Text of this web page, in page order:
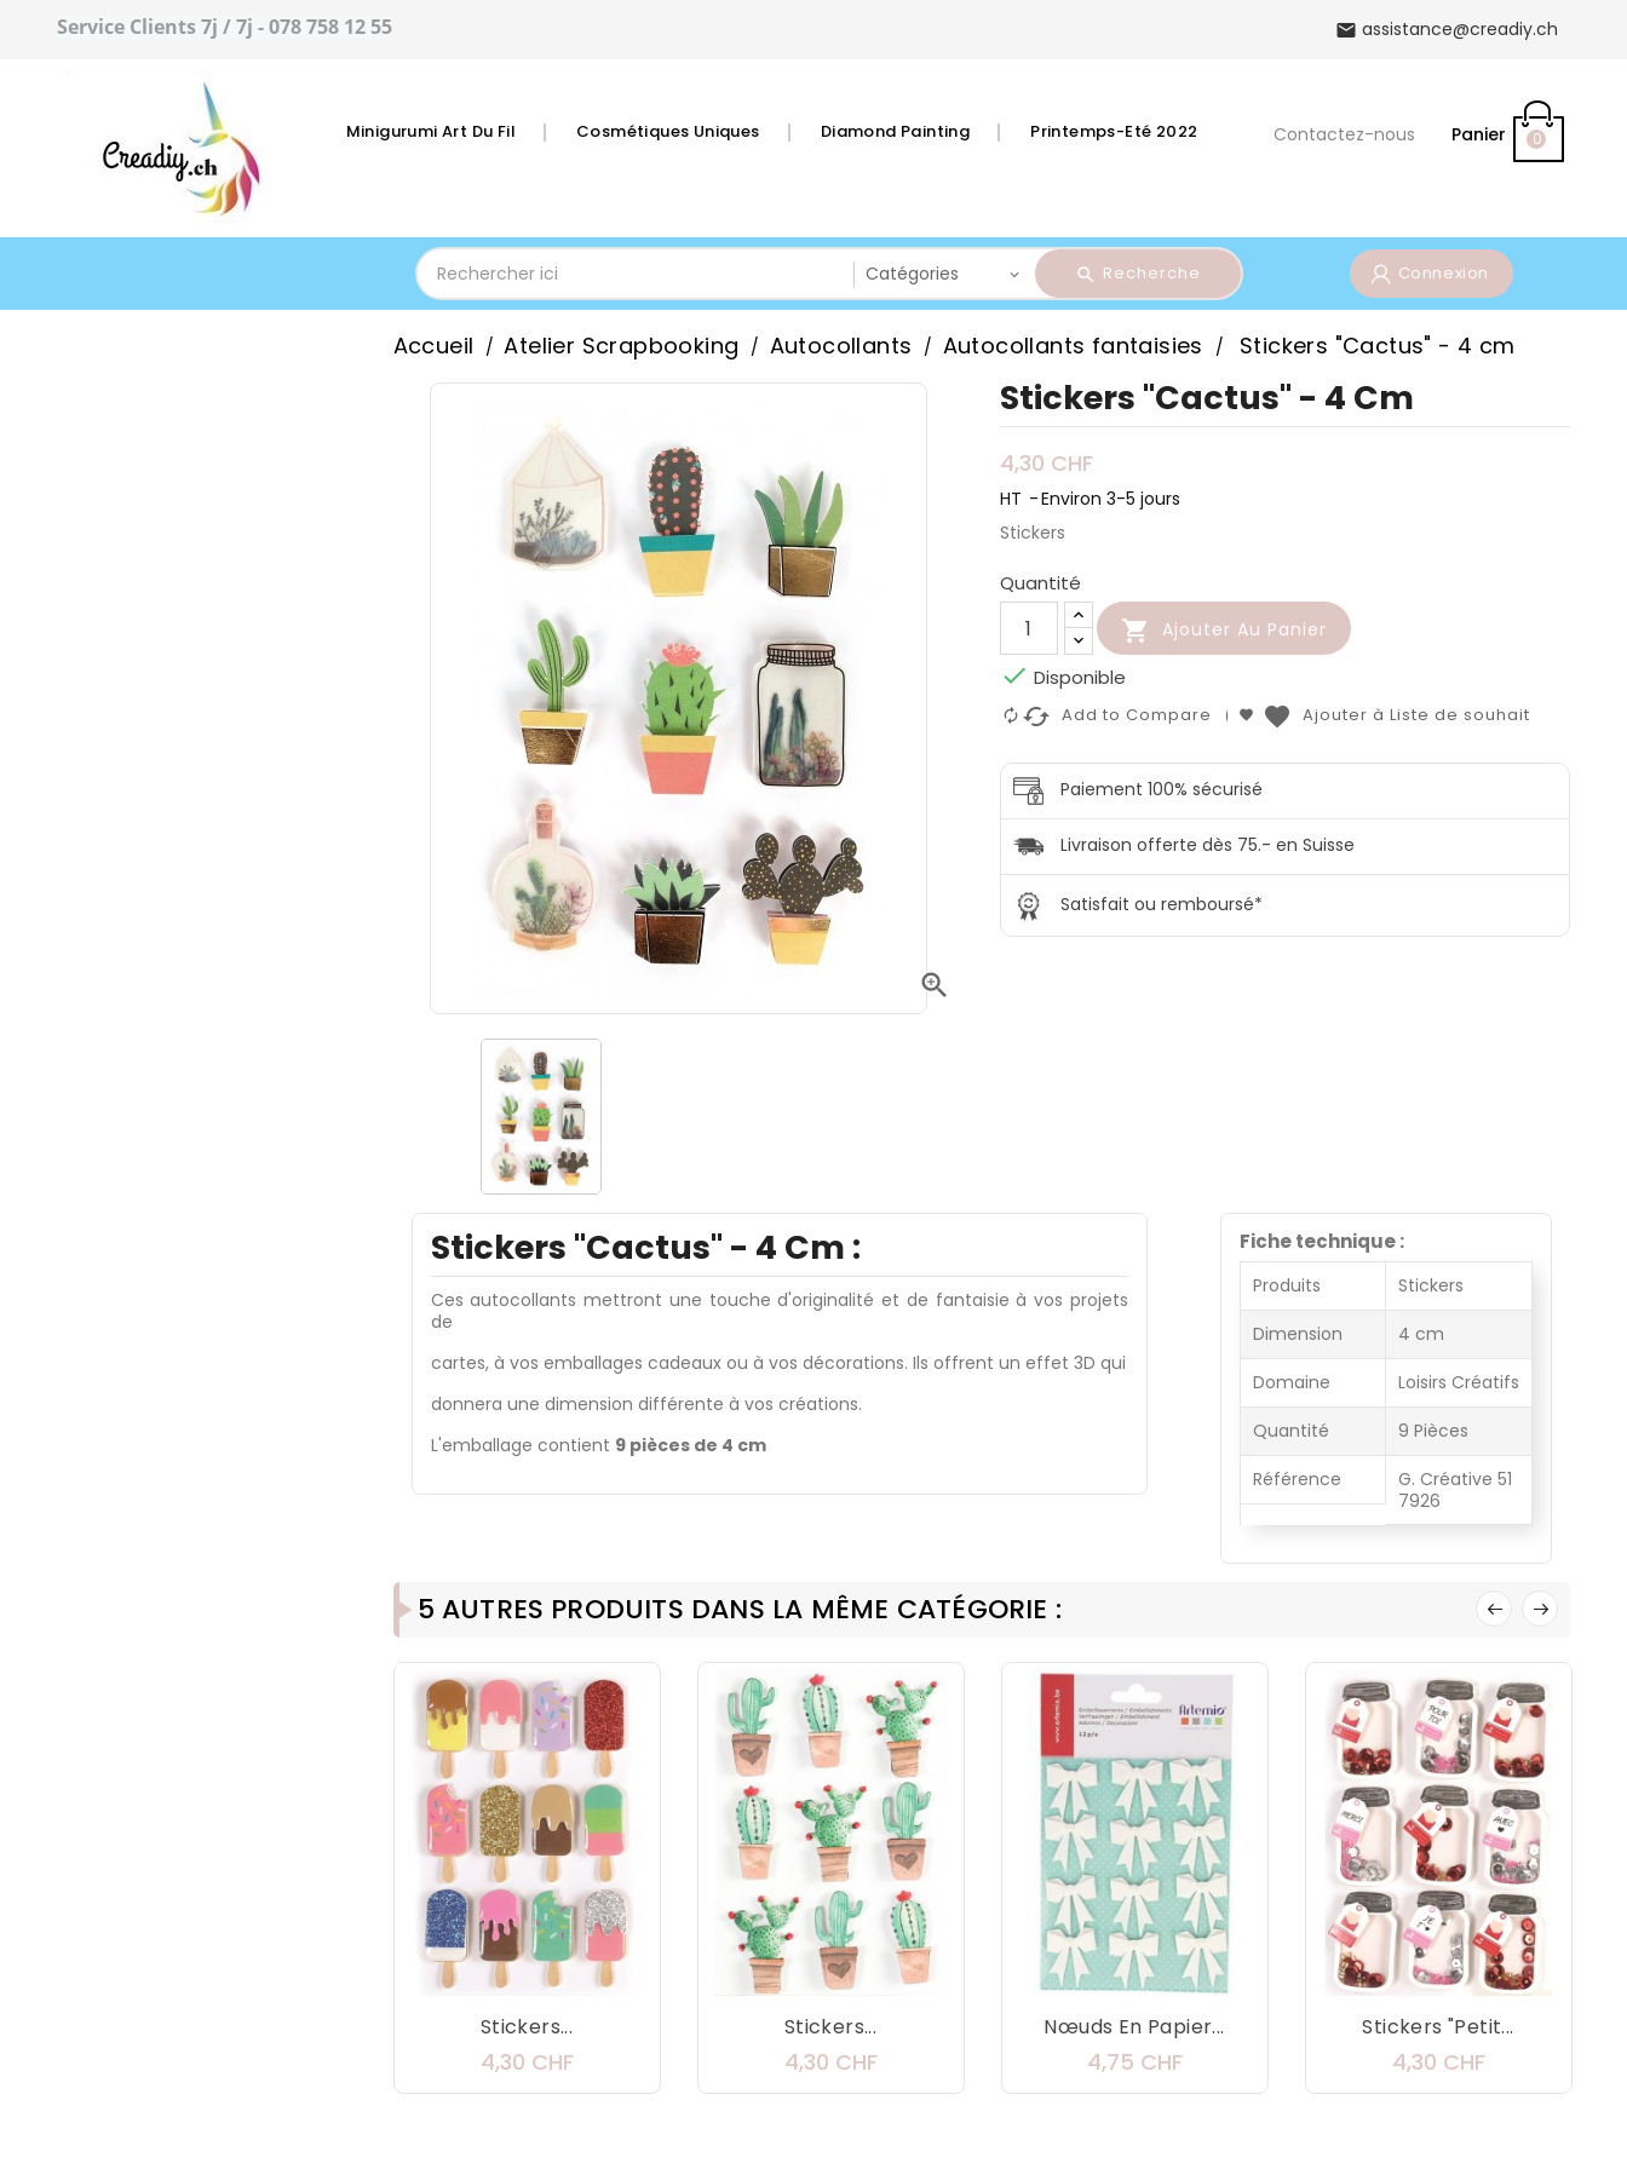
Service Clients 7j / 7j - 078 758 12 55  assistance@creadiy.ch
Panier 0
Contactez-nous
Minigurumi Art Du Fil Cosmétiques Uniques Diamond Painting Printemps-Eté 2022
Connexion
Recherche
Accueil Atelier Scrapbooking Autocollants Autocollants fantaisies Stickers "Cactus" - 4 cm

Stickers "Cactus" - 4 Cm
4,30 CHF
HT
Environ 3-5 jours
Stickers
Quantité
 Ajouter Au Panier
 Disponible
cached Add to Compare favorite Ajouter à Liste de souhait
Paiement 100% sécurisé
Livraison offerte dès 75.- en Suisse
Satisfait ou remboursé*
Stickers "Cactus" - 4 Cm :
Ces autocollants mettront une touche d'originalité et de fantaisie à vos projets
de
cartes, à vos emballages cadeaux ou à vos décorations. Ils offrent un effet 3D qui
donnera une dimension différente à vos créations.
L'emballage contient 9 pièces de 4 cm
Fiche technique :
Produits
Stickers
Dimension
4 cm
Domaine
Loisirs Créatifs
Quantité
9 Pièces
Référence
G. Créative 51
7926
5 AUTRES PRODUITS DANS LA MÊME CATÉGORIE :
Stickers...
4,30 CHFPrix
Stickers...
4,30 CHFPrix
Nœuds En Papier...
4,75 CHFPrix
Stickers "Petit...
4,30 CHFPrix